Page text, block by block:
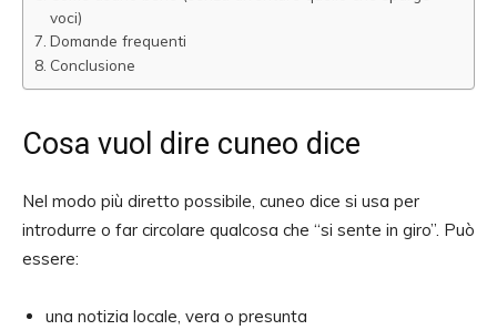
voci)
Domande frequenti
Conclusione
Cosa vuol dire cuneo dice
Nel modo più diretto possibile, cuneo dice si usa per
introdurre o far circolare qualcosa che “si sente in giro”. Può
essere:
una notizia locale, vera o presunta